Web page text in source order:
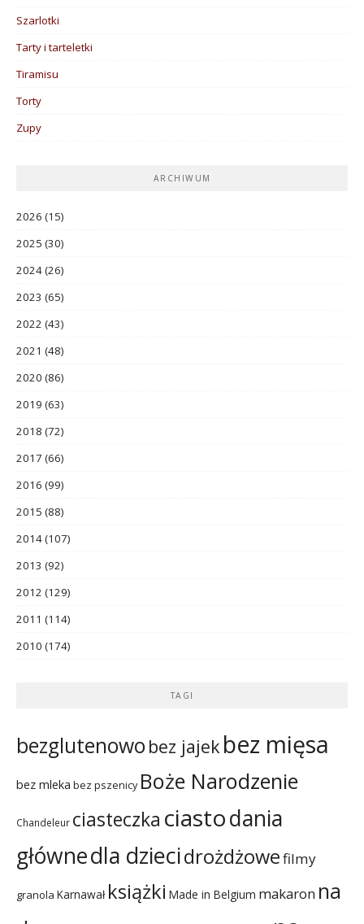
Szarlotki
Tarty i tarteletki
Tiramisu
Torty
Zupy
ARCHIWUM
2026 (15)
2025 (30)
2024(26)
2023 (65)
2022 (43)
2021 (48)
2020 (86)
2019 (63)
2018 (72)
2017 (66)
2016 (99)
2015 (88)
2014(107)
2013 (92)
2012 (129)
2011 (114)
2010 (174)
TAGI
bezglutenowo bez jajek bez mięsa
bez mleka bez pszenicy Boże Narodzenie
Chandeleur ciasteczka ciastodania
głównedla dziecidrożdżowefilmy
granola Karnawał książki Made in Belgium makaron na